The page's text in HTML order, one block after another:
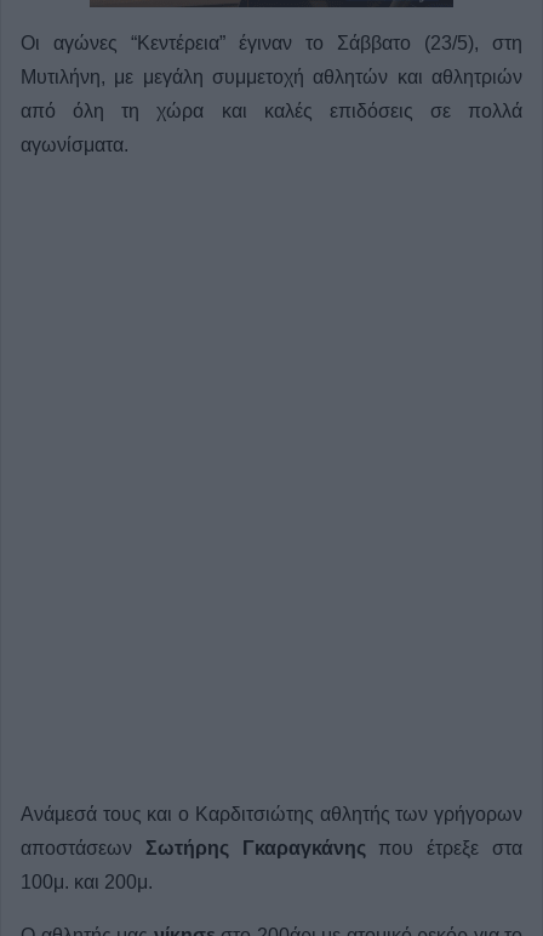
Οι αγώνες “Κεντέρεια” έγιναν το Σάββατο (23/5), στη
Μυτιλήνη, με μεγάλη συμμετοχή αθλητών και αθλητριών
από όλη τη χώρα και καλές επιδόσεις σε πολλά
αγωνίσματα.
Ανάμεσά τους και ο Καρδιτσιώτης αθλητής των γρήγορων
αποστάσεων Σωτήρης Γκαραγκάνης που έτρεξε στα
100μ. και 200μ.